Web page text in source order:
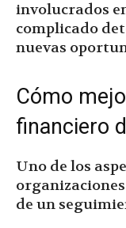
involucrados
complicado
nuevas
Cómo
financiero
Uno de los
de un